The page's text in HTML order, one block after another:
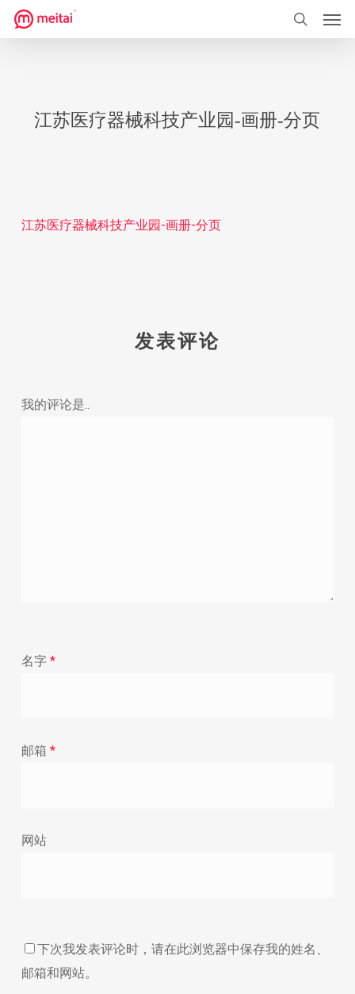
到
搜索
江苏医疗器械科技产业园-画册-分页
江苏医疗器械科技产业园-画册-分页
发表评论
我的评论是..
名字 *
邮箱 *
网站
下次我发表评论时，请在此浏览器中保存我的姓名、
邮箱和网站。